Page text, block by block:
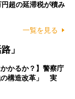
超の延滞税が積み
一覧を見る
」
かるか？】警察庁
の構造改革」 実